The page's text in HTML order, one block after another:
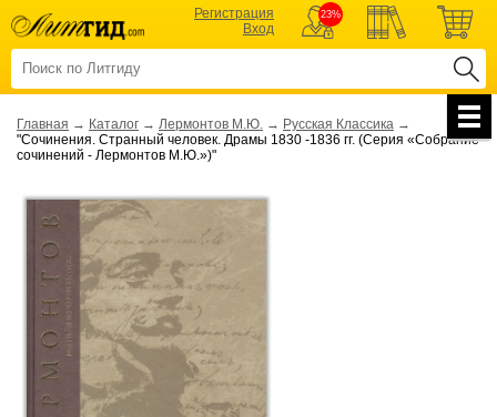
Регистрация
Вход
23%
Главная → Каталог → Лермонтов М.Ю. → Русская Классика →
"Сочинения. Странный человек. Драмы 1830 -1836 гг. (Серия «Собрание
сочинений - Лермонтов М.Ю.»)"